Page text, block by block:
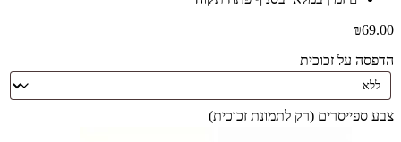
₪69.00
הדפסה על זכוכית
צבע ספייסרים (רק לתמונת זכוכית)